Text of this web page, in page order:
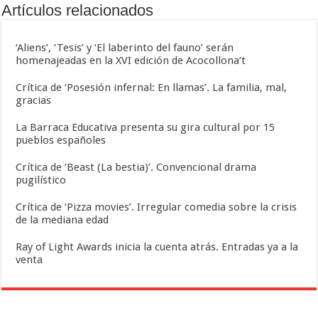
Artículos relacionados
‘Aliens’, ‘Tesis’ y ‘El laberinto del fauno’ serán
homenajeadas en la XVI edición de Acocollona’t
Crítica de ‘Posesión infernal: En llamas’. La familia, mal,
gracias
La Barraca Educativa presenta su gira cultural por 15
pueblos españoles
Crítica de ‘Beast (La bestia)’. Convencional drama
pugilístico
Crítica de ‘Pizza movies’. Irregular comedia sobre la crisis
de la mediana edad
Ray of Light Awards inicia la cuenta atrás. Entradas ya a la
venta